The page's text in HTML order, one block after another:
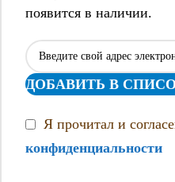
появится в наличии.
ДОБАВИТЬ В
Я прочитал и
конфиденциальности